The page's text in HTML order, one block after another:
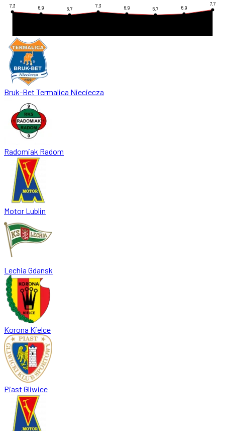
7.3 6.9 6.7
7.3 6.9 6.7 6.9
7.7
Bruk-Bet Termalica Nieciecza
Radomiak Radom
Motor Lublin
Lechia Gdansk
Korona Kielce
Piast Gliwice